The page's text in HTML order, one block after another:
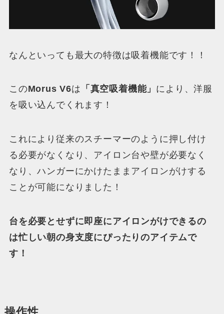
なんといっても 最大の特徴は吸着機能です！！
このMorus V6は 「真空吸着機能」 により、洋服
を吸い込んでくれます！
これにより従来のスチーマーのように押し付け
る必要がなくなり、アイロン台や壁が必要なく
なり、ハンガーにかけたままアイロンがけする
ことが可能になりました！
台を必要とせずに即座にアイロンがけできるの
は忙しい朝の身支度にぴったりのアイテムで
す！